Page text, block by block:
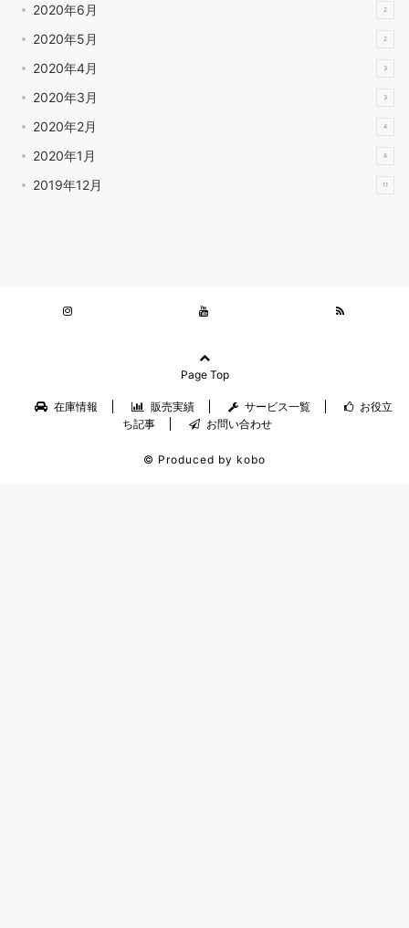
2020年6月 2
2020年5月 2
2020年4月 3
2020年3月 3
2020年2月 4
2020年1月 8
2019年12月 11
Page Top
在庫情報 販売実績 サービス一覧
お役立
ち記事
お問い合わせ
© Produced by kobo